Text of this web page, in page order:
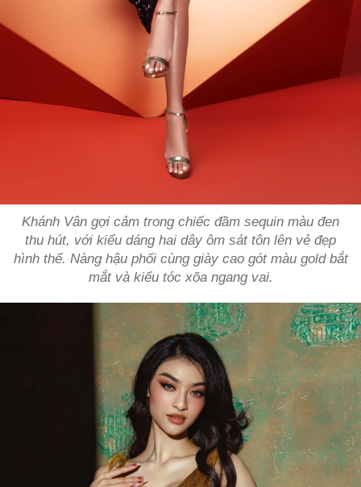
Khánh Vân gợi cảm trong chiếc đầm sequin màu đen
thu hút, với kiểu dáng hai dây ôm sát tôn lên vẻ đẹp
hình thể. Nàng hậu phối cùng giày cao gót màu gold bắt
mắt và kiểu tóc xõa ngang vai.